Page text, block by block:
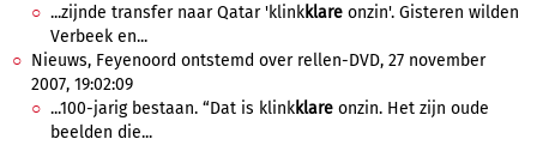
...zijnde transfer naar Qatar 'klinkklare onzin'. Gisteren wilden
Verbeek en...
Nieuws, Feyenoord ontstemd over rellen-DVD, 27 november
2007, 19:02:09
...100-jarig bestaan. “Dat is klinkklare onzin. Het zijn oude
beelden die...